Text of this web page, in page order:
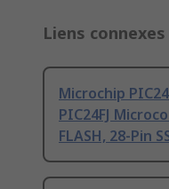
Liens connexes
Microchip
PIC24FJ
FLASH, 28-Pin